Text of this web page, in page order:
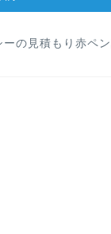
ーの見積もり赤ペ